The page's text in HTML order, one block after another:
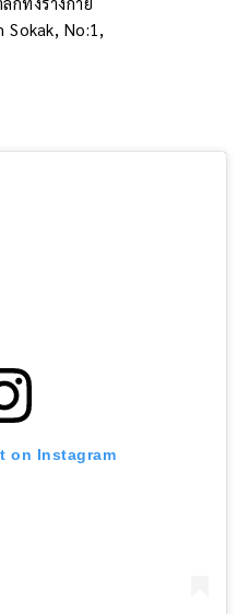
No:1,
on Instagram